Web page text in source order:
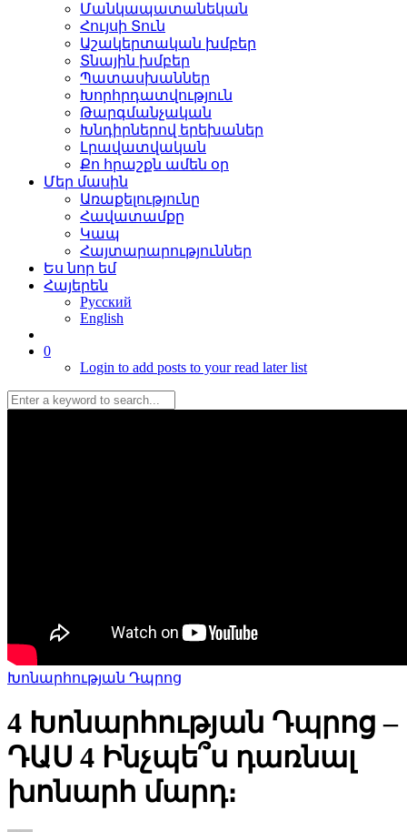
Մանկապատանեկան
Հույսի Տուն
Աշակերտական խմբեր
Տնային խմբեր
Պատասխաններ
Խորհրդատվություն
Թարգմանչական
Խնդիրներով երեխաներ
Լրավատվական
Քո հրաշքն ամեն օր
Մեր մասին
Առաքելությունը
Հավատամքը
Կապ
Հայտարարություններ
Ես նոր եմ
Հայերեն
Русский
English
0
Login to add posts to your read later list
Խոնարհության Դպրոց
4 Խոնարհության Դպրոց –
ԴԱՍ 4 Ինչպե՞ս դառնալ
խոնարհ մարդ։